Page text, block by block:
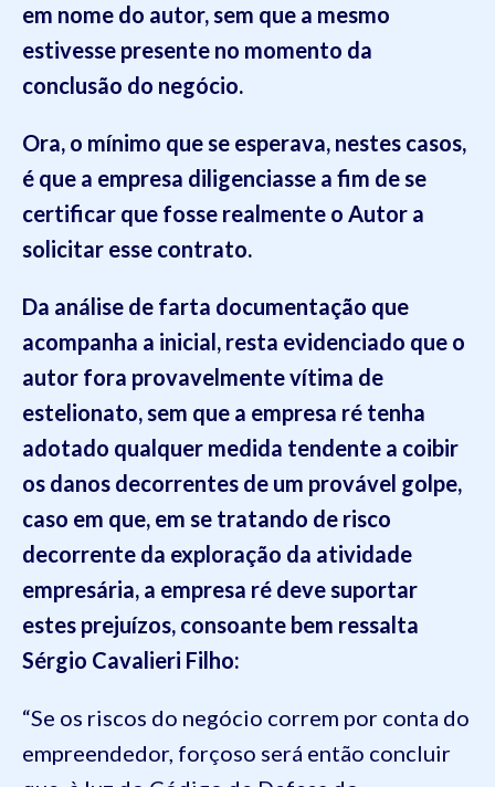
em nome do autor, sem que a mesmo
estivesse presente no momento da
conclusão do negócio.
Ora, o mínimo que se esperava, nestes casos,
é que a empresa diligenciasse a fim de se
certificar que fosse realmente o Autor a
solicitar esse contrato.
Da análise de farta documentação que
acompanha a inicial, resta evidenciado que o
autor fora provavelmentevítima de
estelionato, sem que a empresa ré tenha
adotado qualquer medida tendente a coibir
os danos decorrentes de um provável golpe,
caso em que, em se tratando de risco
decorrente da exploração da atividade
empresária, a empresa ré deve suportar
estes prejuízos, consoante bem ressalta
Sérgio Cavalieri Filho:
“Se os riscos do negócio correm por conta do
empreendedor, forçoso será então concluir